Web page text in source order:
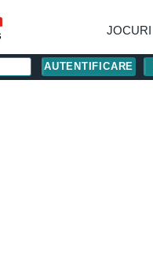
JOCURI